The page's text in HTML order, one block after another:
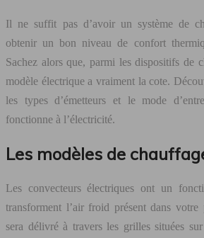
Il ne suffit pas d’avoir un système de
obtenir un bon niveau de confort
Sachez alors que, parmi les dispositifs de
modèle électrique a vraiment la cote.
les types d’émetteurs et le mode
fonctionne à l’électricité.
Les modèles de
Les convecteurs électriques ont un
transforment l’air froid présent dans
sera délivré à travers les grilles situées